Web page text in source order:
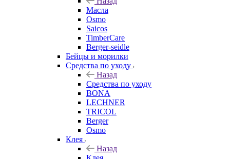
Масла
Osmo
Saicos
TimberCare
Berger-seidle
Бейцы и морилки
Средства по уходу
Назад
Средства по уходу
BONA
LECHNER
TRICOL
Berger
Osmo
Клея
Назад